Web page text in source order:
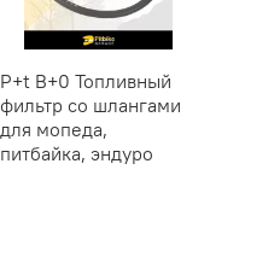
P+t B+0 Топливный
фильтр со шлангами
для мопеда,
питбайка, эндуро